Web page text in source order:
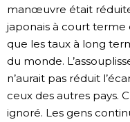
manœuvre était
japonais à court terme
que les taux à long
du monde.
n’aurait pas réduit
ceux des autres pays.
ignoré. Les gens